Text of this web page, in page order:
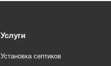
Услуги
Установка септиков